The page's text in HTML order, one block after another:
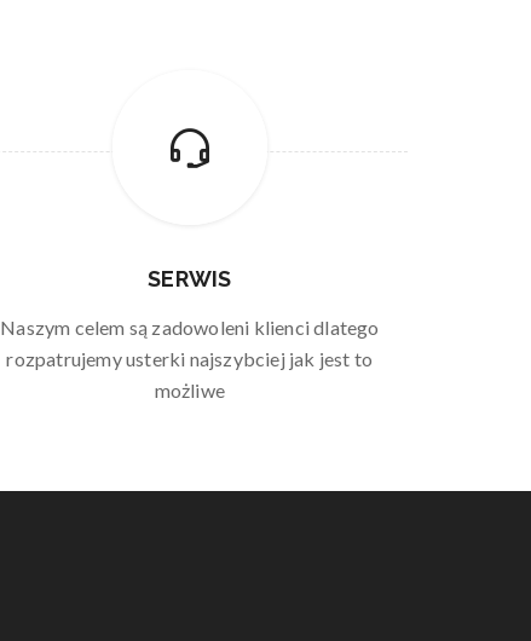
SERWIS
Naszym celem są zadowoleni klienci dlatego
rozpatrujemy usterki najszybciej jak jest to
możliwe